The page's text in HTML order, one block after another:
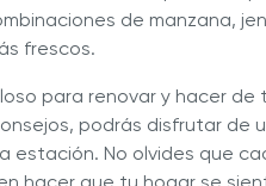
de manzana,
frescos.
para renovar y hacer de
podrás disfrutar de
estación. No olvides que
hacer que tu hogar se